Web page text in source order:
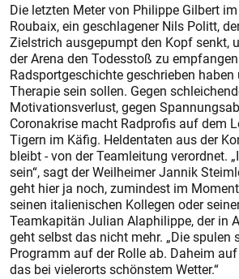
Die letzten Meter von Philippe Gilbert
Roubaix, ein geschlagener Nils Politt,
Zielstrich ausgepumpt den Kopf senkt,
der Arena den Todesstoß zu
Radsportgeschichte geschrieben
Therapie sein sollen. Gegen
Motivationsverlust, gegen
Coronakrise macht Radprofis auf dem
Tigern im Käfig. Heldentaten aus der
bleibt - von der Teamleitung verordnet.
sein“, sagt der Weilheimer Jannik
geht hier ja noch, zumindest im
seinen italienischen Kollegen oder
Teamkapitän Julian Alaphilippe, der in
geht selbst das nicht mehr. „Die spulen
Programm auf der Rolle ab. Daheim
das bei vielerorts schönstem Wetter.“